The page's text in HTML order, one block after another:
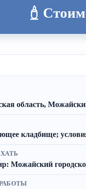
область,
кладбище;
Можайский